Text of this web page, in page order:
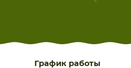
График работы